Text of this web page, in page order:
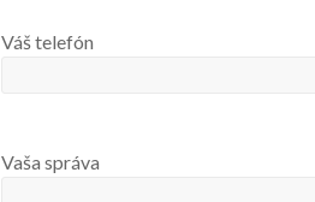
Váš telefón
Vaša správa